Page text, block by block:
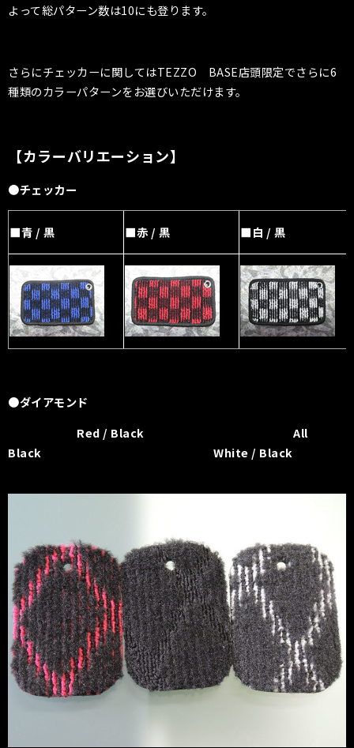
よって総パターン数は10にも登ります。
さらにチェッカーに関してはTEZZO BASE店頭限定でさらに6
種類のカラーパターンをお選びいただけます。
【カラーバリエーション】
●チェッカー
■青 / 黒 ■赤 / 黒 ■白 / 黒
●ダイアモンド
Red / Black
All
Black
White / Black